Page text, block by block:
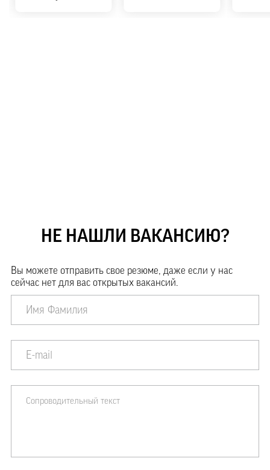
НЕ НАШЛИ ВАКАНСИЮ?
Вы можете отправить свое резюме, даже если у нас
сейчас нет для вас открытых вакансий.